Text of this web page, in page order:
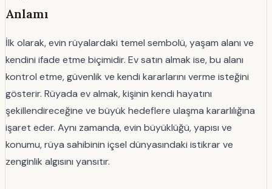
Anlamı
İlk olarak, evin rüyalardaki temel sembolü, yaşam alanı ve
kendini ifade etme biçimidir. Ev satın almak ise, bu alanı
kontrol etme, güvenlik ve kendi kararlarını verme isteğini
gösterir. Rüyada ev almak, kişinin kendi hayatını
şekillendireceğine ve büyük hedeflere ulaşma kararlılığına
işaret eder. Aynı zamanda, evin büyüklüğü, yapısı ve
konumu, rüya sahibinin içsel dünyasındaki istikrar ve
zenginlik algısını yansıtır.